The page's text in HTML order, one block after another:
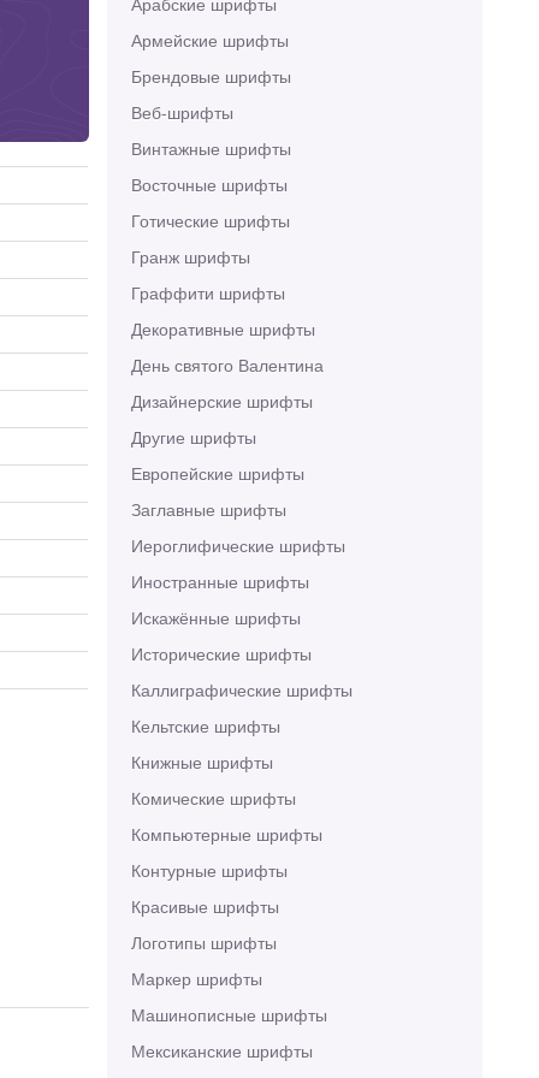
Армейские шрифты
Брендовые шрифты
Веб-шрифты
Винтажные шрифты
Восточные шрифты
Готические шрифты
Гранж шрифты
Граффити шрифты
Декоративные шрифты
День святого Валентина
Дизайнерские шрифты
Другие шрифты
Европейские шрифты
Заглавные шрифты
Иероглифические шрифты
Иностранные шрифты
Искажённые шрифты
Исторические шрифты
Каллиграфические шрифты
Кельтские шрифты
Книжные шрифты
Комические шрифты
Компьютерные шрифты
Контурные шрифты
Красивые шрифты
Логотипы шрифты
Маркер шрифты
Машинописные шрифты
Мексиканские шрифты